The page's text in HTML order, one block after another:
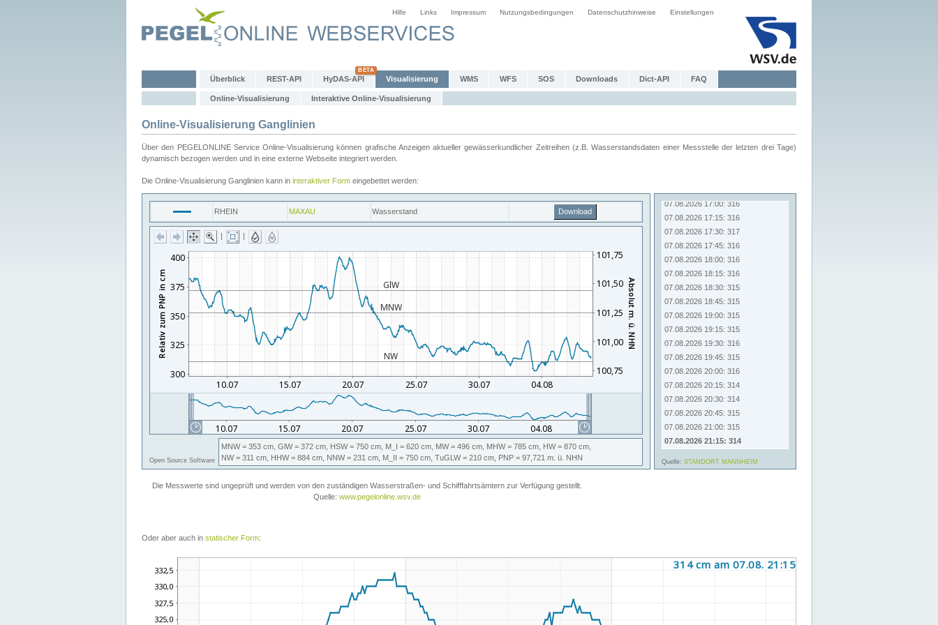
Hilfe Links Impressum Nutzungsbedingungen Datenschutzhinweise Einstellungen
Überblick REST-API HyDAS-API Visualisierung WMS WFS SOS Downloads Dict-API FAQ
Online-Visualisierung Interaktive Online-Visualisierung
Online-Visualisierung Ganglinien
Über den PEGELONLINE Service Online-Visualisierung können grafische Anzeigen aktueller gewässerkundlicher Zeitreihen (z.B. Wasserstandsdaten einer Messstelle der letzten drei Tage)
dynamisch bezogen werden und in eine externe Webseite integriert werden.
Die Online-Visualisierung Ganglinien kann in interaktiver Form eingebettet werden:
Oder aber auch in statischer Form: